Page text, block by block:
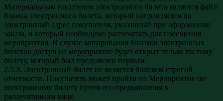
Материальным носителем электронного билета является файл
бланка электронного билета, который направляется на
электронный адрес покупателя, указанный при оформлении
заказа, и который необходимо распечатать для посещения
мероприятия. В случае копирования бланков электронных
билетов доступ на мероприятие будет открыт только по тому
билету, который был предъявлен первым.
2.5.3. Электронный билет не является бланком строгой
отчетности. Покупатель может пройти на Мероприятие по
электронному билету путем его предъявления в
распечатанном виде.